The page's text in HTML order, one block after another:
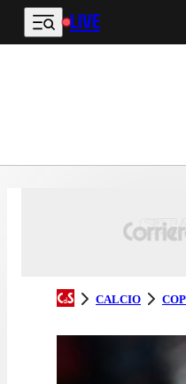
Vai al contenuto principale
LIVE
CALCIO